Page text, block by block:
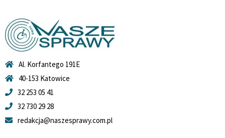
Al. Korfantego 191E
40-153 Katowice
32 253 05 41
32 730 29 28
redakcja@naszesprawy.com.pl